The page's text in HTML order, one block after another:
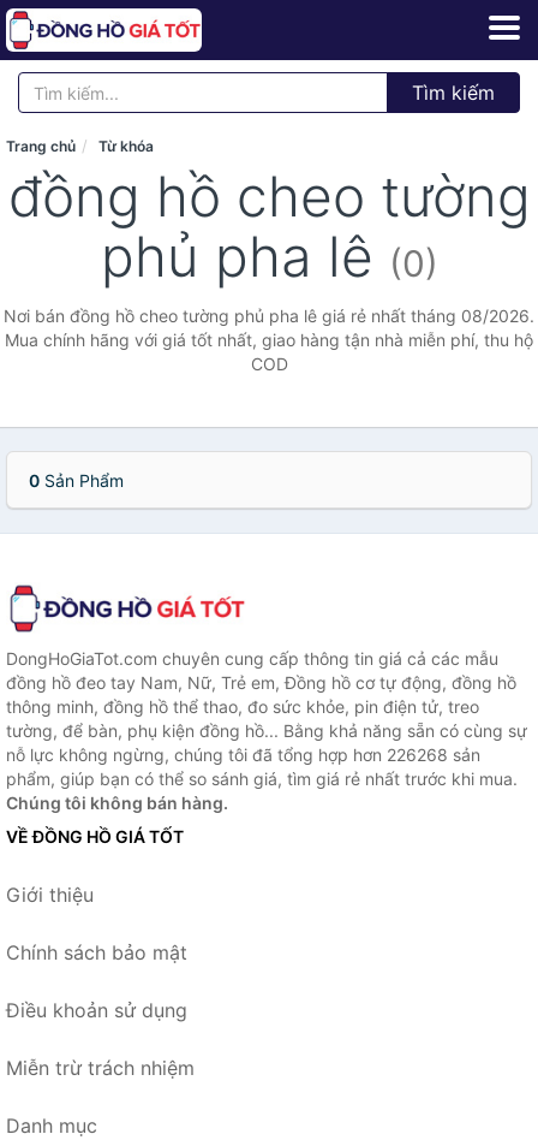
Tìm kiếm
Trang chủ Từ khóa
đồng hồ cheo tường
phủ pha lê (0)
Nơi bán đồng hồ cheo tường phủ pha lê giá rẻ nhất tháng 08/2026.
Mua chính hãng với giá tốt nhất, giao hàng tận nhà miễn phí, thu hộ
COD
0 Sản Phẩm
DongHoGiaTot.com chuyên cung cấp thông tin giá cả các mẫu
đồng hồ đeo tay Nam, Nữ, Trẻ em, Đồng hồ cơ tự động, đồng hồ
thông minh, đồng hồ thể thao, đo sức khỏe, pin điện tử, treo
tường, để bàn, phụ kiện đồng hồ... Bằng khả năng sẵn có cùng sự
nỗ lực không ngừng, chúng tôi đã tổng hợp hơn 226268 sản
phẩm, giúp bạn có thể so sánh giá, tìm giá rẻ nhất trước khi mua.
Chúng tôi không bán hàng.
VỀ ĐỒNG HỒ GIÁ TỐT
Giới thiệu
Chính sách bảo mật
Điều khoản sử dụng
Miễn trừ trách nhiệm
Danh mục